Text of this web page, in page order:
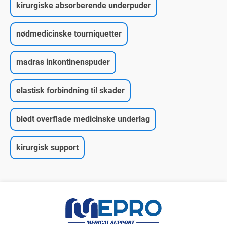
kirurgiske absorberende underpuder
nødmedicinske tourniquetter
madras inkontinenspuder
elastisk forbindning til skader
blødt overflade medicinske underlag
kirurgisk support